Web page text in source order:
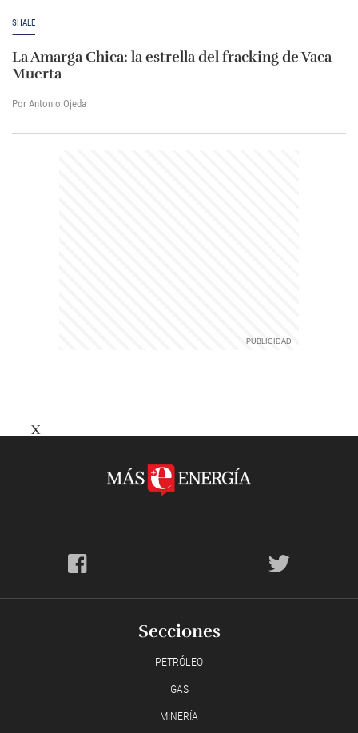
SHALE
La Amarga Chica: la estrella del fracking de Vaca
Muerta
Por Antonio Ojeda
X
Secciones
PETRÓLEO
GAS
MINERÍA